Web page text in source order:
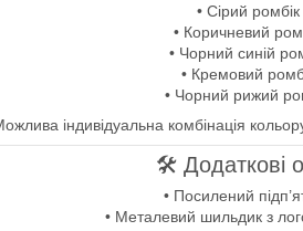
• Сірий ромбік
• Коричневий
• Чорний синій
• Кремовий
• Чорний рижий
індивідуальна комбінація
🛠 Додаткові
• Посилений
• Металевий шильдик з